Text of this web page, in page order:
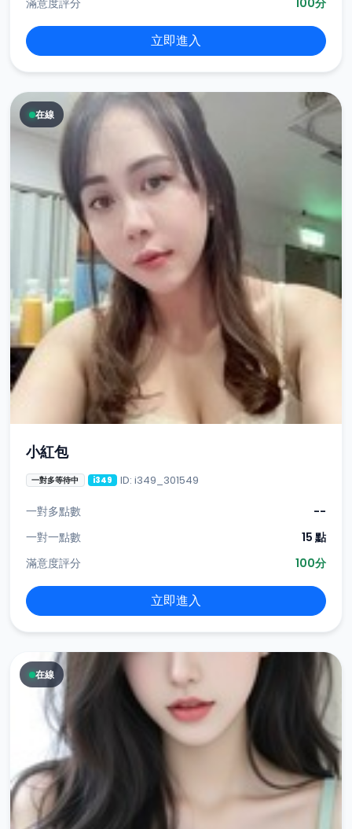
滿意度評分 100分
立即進入
在線
小紅包
一對多等待中 i349 ID: i349_301549
一對多點數
--
一對一點數
15 點
滿意度評分
100分
立即進入
在線